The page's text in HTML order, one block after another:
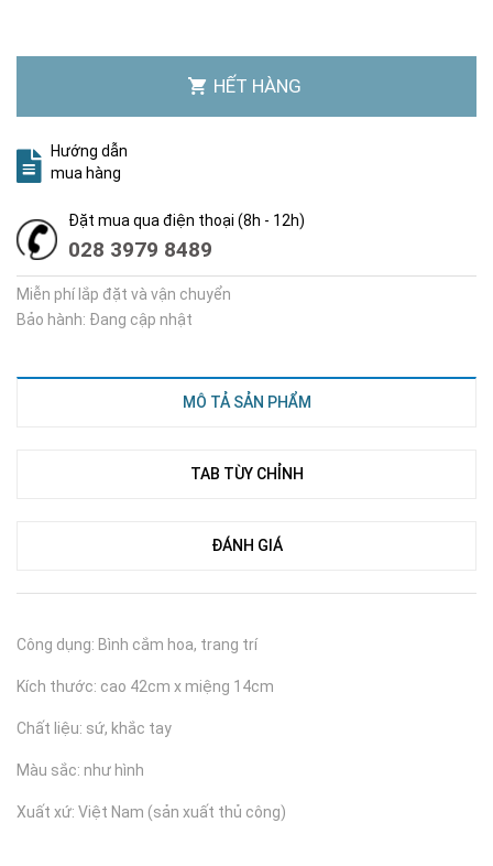
HẾT HÀNG
Hướng dẫn
mua hàng
Đặt mua qua điện thoại (8h - 12h)
028 3979 8489
Miễn phí lắp đặt và vận chuyển
Bảo hành: Đang cập nhật
MÔ TẢ SẢN PHẨM
TAB TÙY CHỈNH
ĐÁNH GIÁ
Công dụng: Bình cắm hoa, trang trí
Kích thước: cao 42cm x miệng 14cm
Chất liệu: sứ, khắc tay
Màu sắc: như hình
Xuất xứ: Việt Nam (sản xuất thủ công)